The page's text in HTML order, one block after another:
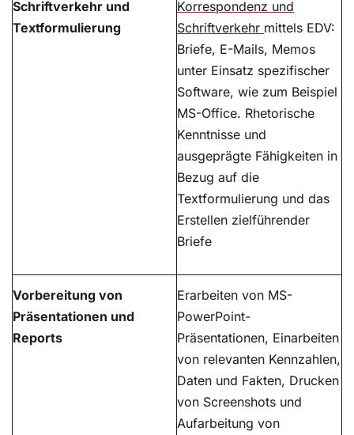
Schriftverkehr und
Textformulierung
Korrespondenz und
Schriftverkehr mittels EDV:
Briefe, E-Mails, Memos
unter Einsatz spezifischer
Software, wie zum Beispiel
MS-Office. Rhetorische
Kenntnisse und
ausgeprägte Fähigkeiten in
Bezug auf die
Textformulierung und das
Erstellen zielführender
Briefe
Vorbereitung von
Präsentationen und
Reports
Erarbeiten von MS-
PowerPoint-
Präsentationen, Einarbeiten
von relevanten Kennzahlen,
Daten und Fakten, Drucken
von Screenshots und
Aufarbeitung von